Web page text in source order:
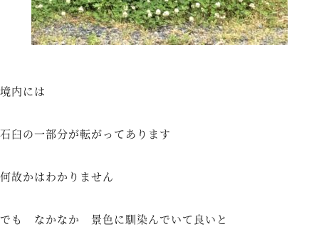
境内には
石臼の一部分が転がってあります
何故かはわかりません
でも なかなか 景色に馴染んでいて良いと